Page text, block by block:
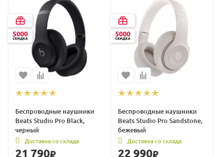
Беспроводные наушники
Beats Studio Pro Black,
черный
Доставка со склада
21 790₽
Беспроводные наушники
Beats Studio Pro Sandstone,
бежевый
Доставка со склада
22 990₽